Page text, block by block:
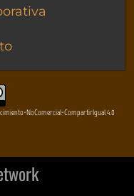
NoComercial-CompartirIgual 4.0